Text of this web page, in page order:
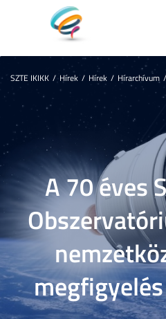
SZTE IKIKK Hírek Hírek Hírarchívum
A 70 éves